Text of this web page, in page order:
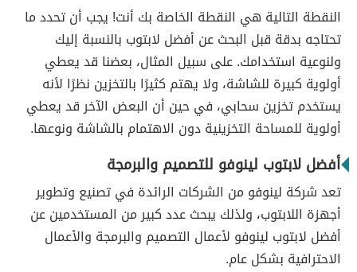
النقطة التالية هي النقطة الخاصة بك أنت! يجب أن تحدد ما
تحتاجه بدقة قبل البحث عن أفضل لابتوب بالنسبة إليك
ولنوعية استخدامك. على سبيل المثال، بعضنا قد يعطي
أولوية كبيرة للشاشة، ولا يهتم كثيرًا بالتخزين نظرًا لأنه
يستخدم تخزين سحابي، في حين أن البعض الآخر قد يعطي
أولوية للمساحة التخزينية دون الاهتمام بالشاشة ونوعها.
أفضل لابتوب لينوفو للتصميم والبرمجة
تعد شركة لينوفو من الشركات الرائدة في تصنيع وتطوير
أجهزة اللابتوب، ولذلك يبحث عدد كبير من المستخدمين عن
أفضل لابتوب لينوفو لأعمال التصميم والبرمجة والأعمال
الاحترافية بشكل عام.